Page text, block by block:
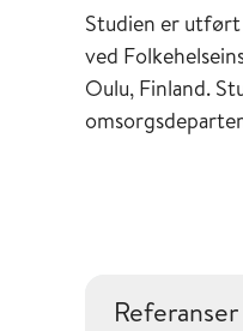
Studien er
ved
Oulu, Finland.
Referanser